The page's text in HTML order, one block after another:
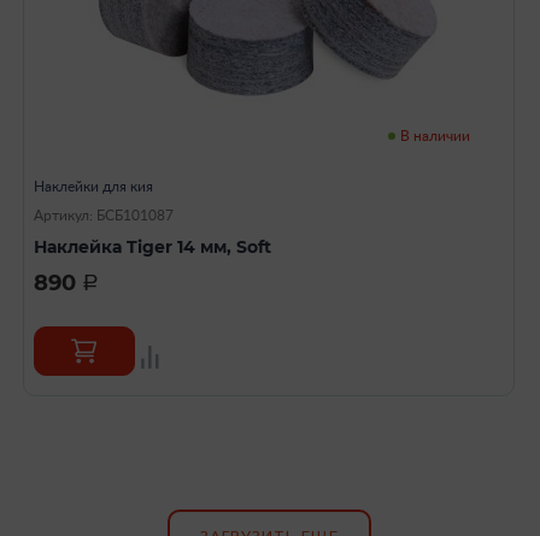
В наличии
Наклейки для кия
Артикул: БСБ101087
Наклейка Tiger 14 мм, Soft
890 a